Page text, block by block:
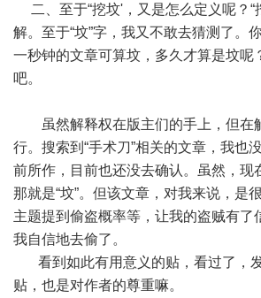
二、至于“挖坟'，又是怎么定义呢？“
解。至于“坟”字，我又不敢去猜测了。
一秒钟的文章可算坟，多久才算是坟呢
吧。
虽然解释权在版主们的手上，但在
行。搜索到“手术刀”相关的文章，我也
前所作，目前也还没去确认。虽然，现
那就是“坟”。但该文章，对我来说，是
主题提到偷盗概率等，让我的盗贼有了
我自信地去偷了。
看到如此有用意义的贴，看过了，
贴，也是对作者的尊重嘛。